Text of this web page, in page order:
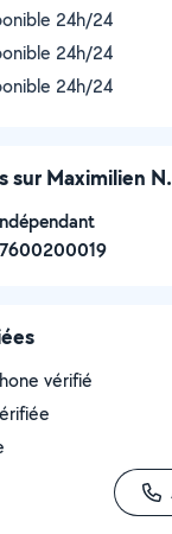
24h/24
24h/24
24h/24
sur Maximilien N.
vérifié